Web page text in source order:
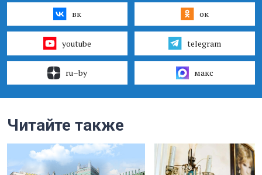
вк ок
youtube telegram
ru–by макс
Читайте также